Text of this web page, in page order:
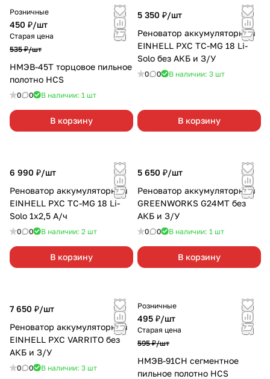
Розничные
450 ₽/шт
Старая цена
535 ₽/шт
НМЭВ-45Т торцовое пильное
полотно HCS
0 0 В наличии: 1 шт
В корзину
5 350 ₽/шт
Реноватор аккумуляторный
EINHELL PXC TC-MG 18 Li-
Solo без АКБ и З/У
0 0 В наличии: 3 шт
В корзину
6 990 ₽/шт
Реноватор аккумуляторный
EINHELL PXC TC-MG 18 Li-
Solo 1х2,5 А/ч
0 0 В наличии: 2 шт
В корзину
5 650 ₽/шт
Реноватор аккумуляторный
GREENWORKS G24MT без
АКБ и З/У
0 0 В наличии: 1 шт
В корзину
7 650 ₽/шт
Реноватор аккумуляторный
EINHELL PXC VARRITO без
АКБ и З/У
0 0 В наличии: 3 шт
Розничные
495 ₽/шт
Старая цена
595 ₽/шт
НМЭВ-91СН сегментное
пильное полотно HCS